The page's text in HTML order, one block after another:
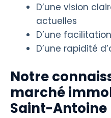
D’une vision
actuelles
D’une
D’une rapidité
Notre
marché
Saint-Antoine